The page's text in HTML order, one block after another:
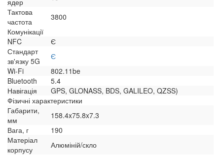
ядер
Тактова
частота
3800
Комунікації
NFC
Є
Стандарт
зв'язку 5G
Є
Wi-Fi
802.11be
Bluetooth
5.4
Навігація
GPS, GLONASS, BDS, GALILEO, QZSS)
Фізичні характеристики
Габарити,
мм
158.4x75.8x7.3
Вага, г
190
Матеріал
корпусу
Алюміній/скло